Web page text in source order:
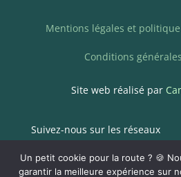
Mentions légales et
Conditions
Site web réalisé par
Suivez-nous sur les réseaux
Un petit cookie pour la route ? 🍪
garantir la meilleure expérience sur